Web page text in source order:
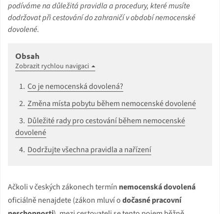
podíváme na důležitá pravidla a procedury, které musíte
dodržovat při cestování do zahraničí v období nemocenské
dovolené.
Obsah
Zobrazit rychlou navigaci
Co je nemocenská dovolená?
Změna místa pobytu během nemocenské dovolené
Důležité rady pro cestování během nemocenské
dovolené
Dodržujte všechna pravidla a nařízení
Ačkoli v českých zákonech termín nemocenská dovolená
oficiálně nenajdete (zákon mluví odočasné pracovní